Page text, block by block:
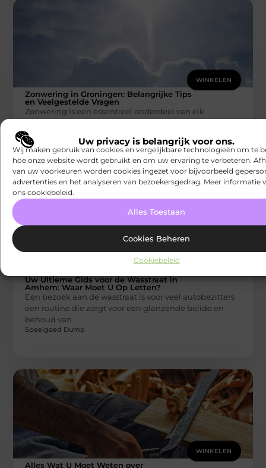
Uw privacy is belangrijk voor ons.
Wij maken gebruik van cookies en vergelijkbare technologieën om te
hoe onze website wordt gebruikt en om uw ervaring te verbeteren.
van uw voorkeuren worden cookies ingezet voor bijvoorbeeld
advertenties en het analyseren van bezoekersgedrag. Meer informatie
ons cookiebeleid.
Alles Toestaan
Cookies Beheren
Cookiebeleid
WINKELEN
Zonwering in Groningen: Belangrijke Tips
en Veelgestelde Vragen
Zonwering is een essentieel onderdeel van elk
oplossing kan vaak een
Speelgoed Dump
Uw Ultieme Gids voor de Wasstraat in
Arnhem: Waar Moet U Op Letten?
Een bezoek aan de wasstraat is voor veel autobezitters
een routine die zorgt voor een glanzende bolide en
behoud van
Speelgoed Dump
WINKELEN
Alles Wat U Moet Weten over